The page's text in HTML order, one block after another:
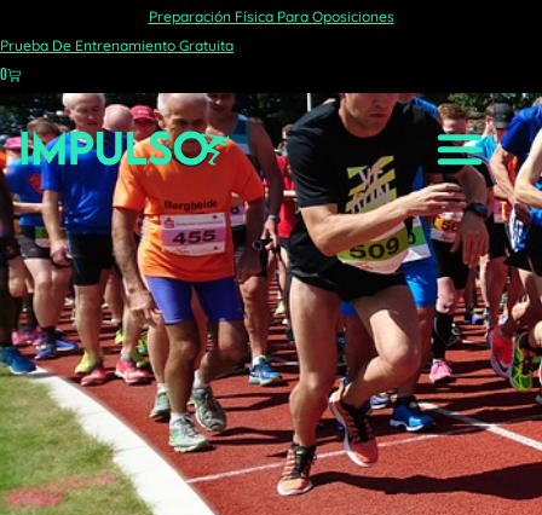
Preparación Física Para Oposiciones
Prueba De Entrenamiento Gratuita
0
POPULARES